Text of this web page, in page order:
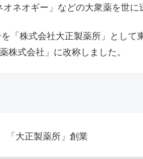
オネオギー」などの大衆薬を世に
「株式会社大正製薬所」として
株式会社」に改称しました。
「大正製薬所」創業